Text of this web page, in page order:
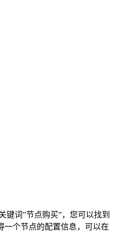
词”节点购买”，您可以找到
一个节点的配置信息，可以在